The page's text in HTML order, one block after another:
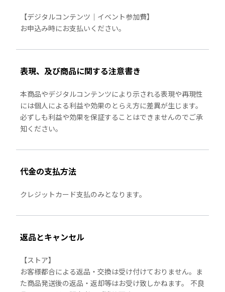
【デジタルコンテンツ｜イベント参加費】
お申込み時にお支払いください。
表現、及び商品に関する注意書き
本商品やデジタルコンテンツにより示される表現や再現性
には個人による利益や効果のとらえ方に差異が生じます。
必ずしも利益や効果を保証することはできませんのでご承
知ください。
代金の支払方法
クレジットカード支払のみとなります。
返品とキャンセル
【ストア】
お客様都合による返品・交換は受け付けておりません。ま
た商品発送後の返品・返却等はお受け致しかねます。 不良